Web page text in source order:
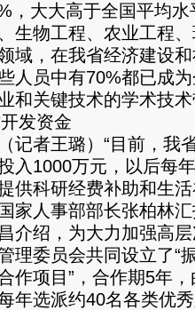
，大大高于全国平均
生物工程、农业工程
域，在我省经济建设
人员中有70%都已成
和关键技术的学术技
发资金
者王璐）“目前，我
入1000万元，以后每
供科研经费补助和生
家人事部部长张柏林
绍，为大力加强高层
理委员会共同设立了“
作项目”，合作期5年
年选派约40名各类优